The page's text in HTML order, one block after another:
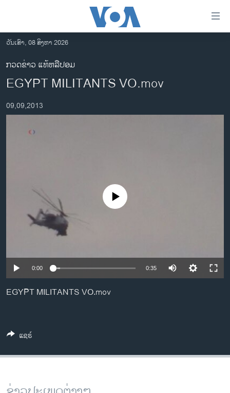
ເຂົ້າ
ຫາ
ຂ້າມ
ຂ້າມ
ໄປ
ອາເມຣິກາ
ການເລືອກຕັ້ງ ປະທານາທີບໍດີ ສະຫະລັດ 2024
ຂ່າວ​ຈີນ
ຊີວິດຊາວລາວ
ຊຸມຊົນຊາວລາວ
ວິທະຍາສາດ-ເທັກໂນໂລຈີ
ທຸລະກິດ
ພາສາອັງກິດ
ວີດີໂອ
ລາຍການກະຈາຍສຽງ
ຕິດຕາມພວກເຮົາ ທີ່
ພາສາຕ່າງໆ
ວັນເສົາ, 08 ສິງຫາ 2026
ກວດຂ່າວ ແທ້ຫລືປອມ
EGYPT MILITANTS VO.mov
09,09,2013
No media source currently available
0:00 0:35
EGYPT MILITANTS VO.mov
ແຊຣ໌